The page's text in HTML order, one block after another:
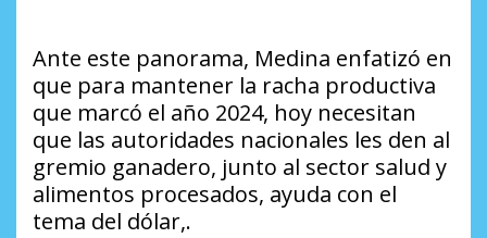
Ante este panorama, Medina enfatizó en
que para mantener la racha productiva
que marcó el año 2024, hoy necesitan
que las autoridades nacionales les den al
gremio ganadero, junto al sector salud y
alimentos procesados, ayuda con el
tema del dólar,.